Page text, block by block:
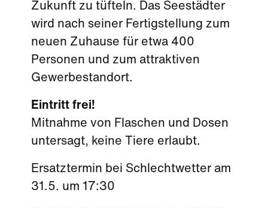
Zukunft zu tüfteln. Das Seestädter
wird nach seiner Fertigstellung zum
neuen Zuhause für etwa 400
Personen und zum attraktiven
Gewerbestandort.
Eintritt frei!
Mitnahme von Flaschen und Dosen
untersagt, keine Tiere erlaubt.
Ersatztermin bei Schlechtwetter am
31.5. um 17:30